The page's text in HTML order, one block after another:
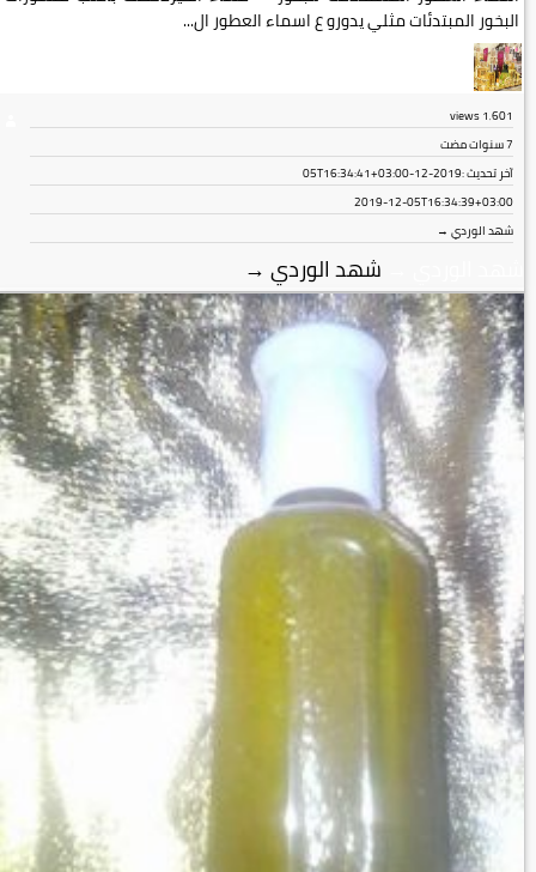
البخور المبتدئات مثلي يدورو ع اسماء العطور ال...
1٬601
7 سنوات مضت
آخر تحديث :2019-12-05T16:34:41+03:00
2019-12-05T16:34:39+03:00
شهد الوردي →
شهد الوردي →